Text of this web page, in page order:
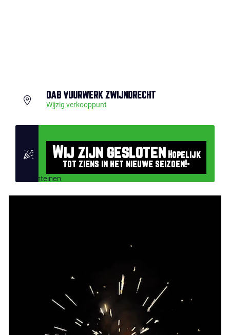
DAB VUURWERK ZWIJNDRECHT
Wijzig verkooppunt
Wij zijn gesloten Hopelijk
tot ziens in het nieuwe seizoen!-
Fonteinen